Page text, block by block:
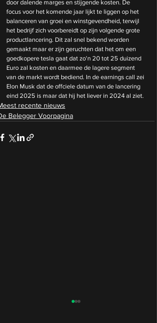
door dalende marges en stijgende kosten. De
focus voor het komende jaar lijkt te liggen op het
balanceren van groei en winstgevendheid, terwijl
het bedrijf zich voorbereidt op zijn volgende grote
productlancering. Dit zal snel bekend worden
gemaakt maar er zijn geruchten dat het om een
goedkopere tesla gaat dat zo'n 20 tot 25 duizend
Euro zal kosten en daarmee de lagere segment
van de markt wordt bediend. In de earnings call zei
Elon Musk dat de offciele datum van de lancering
eind 2025 is maar dat hij het liever in 2024 al ziet.
recente nieuws
Belegger Voorpagina